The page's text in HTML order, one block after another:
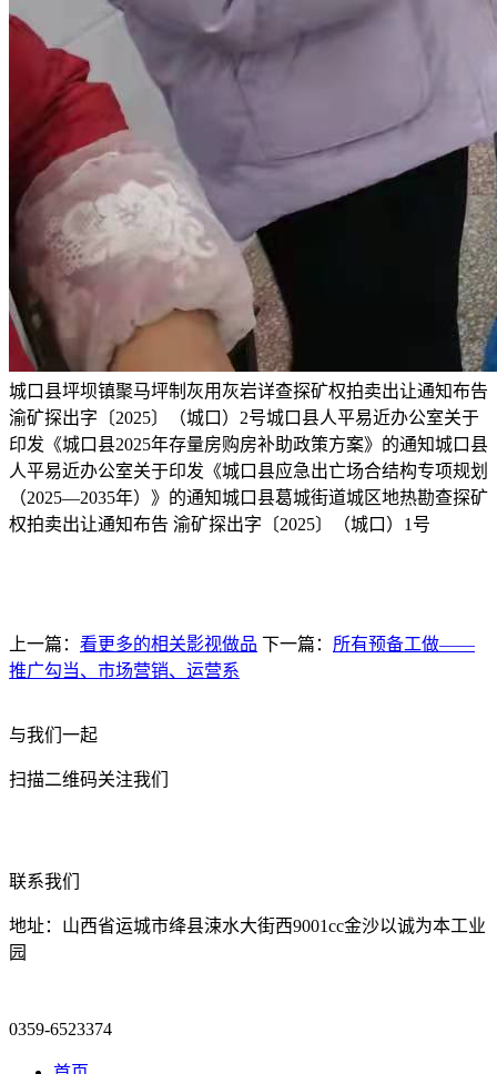
城口县坪坝镇聚马坪制灰用灰岩详查探矿权拍卖出让通知布告
渝矿探出字〔2025〕（城口）2号城口县人平易近办公室关于
印发《城口县2025年存量房购房补助政策方案》的通知城口县
人平易近办公室关于印发《城口县应急出亡场合结构专项规划
（2025—2035年）》的通知城口县葛城街道城区地热勘查探矿
权拍卖出让通知布告 渝矿探出字〔2025〕（城口）1号
上一篇： 看更多的相关影视做品 下一篇： 所有预备工做——
推广勾当、市场营销、运营系
与我们一起
扫描二维码关注我们
联系我们
地址：山西省运城市绛县涑水大街西9001cc金沙以诚为本工业
园
0359-6523374